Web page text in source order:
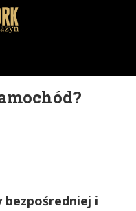
bezpośredniej i